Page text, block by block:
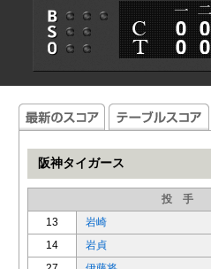
阪神タイガース
投 手
13
岩崎
14
岩貞